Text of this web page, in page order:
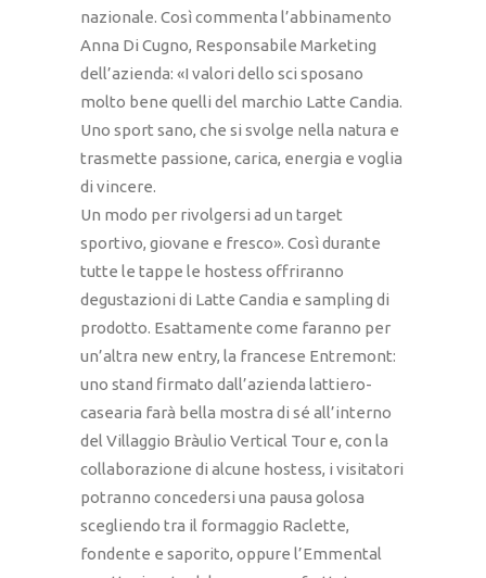
nazionale. Così commenta l’abbinamento
Anna Di Cugno, Responsabile Marketing
dell’azienda: «I valori dello sci sposano
molto bene quelli del marchio Latte Candia.
Uno sport sano, che si svolge nella natura e
trasmette passione, carica, energia e voglia
di vincere.
Un modo per rivolgersi ad un target
sportivo, giovane e fresco». Così durante
tutte le tappe le hostess offriranno
degustazioni di Latte Candia e sampling di
prodotto. Esattamente come faranno per
un’altra new entry, la francese Entremont:
uno stand firmato dall’azienda lattiero-
casearia farà bella mostra di sé all’interno
del Villaggio Bràulio Vertical Tour e, con la
collaborazione di alcune hostess, i visitatori
potranno concedersi una pausa golosa
scegliendo tra il formaggio Raclette,
fondente e saporito, oppure l’Emmental